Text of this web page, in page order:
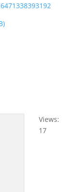
Views:
17